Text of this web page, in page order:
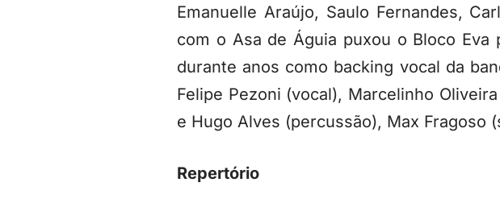
Emanuelle Araújo, Saulo Fernandes,
com o Asa de Águia puxou o Bloco
durante anos como backing vocal da
Felipe Pezoni (vocal), Marcelinho
e Hugo Alves (percussão), Max Fragoso
Repertório